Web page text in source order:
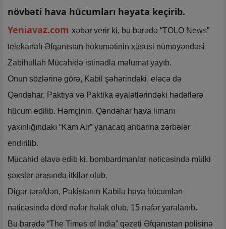
növbəti hava hücumları həyata keçirib.
Yeniavaz.com xəbər verir ki, bu barədə “TOLO News”
telekanalı Əfqanıstan hökumətinin xüsusi nümayəndəsi
Zabihullah Mücahidə istinadla məlumat yayıb.
Onun sözlərinə görə, Kabil şəhərindəki, eləcə də
Qəndəhar, Paktiya və Paktika əyalətlərindəki hədəflərə
hücum edilib. Həmçinin, Qəndəhar hava limanı
yaxınlığındakı “Kam Air” yanacaq anbarına zərbələr
endirilib.
Mücahid əlavə edib ki, bombardmanlar nəticəsində mülki
şəxslər arasında itkilər olub.
Digər tərəfdən, Pakistanın Kabilə hava hücumları
nəticəsində dörd nəfər həlak olub, 15 nəfər yaralanıb.
Bu barədə “The Times of India” qəzeti Əfqanıstan polisinə